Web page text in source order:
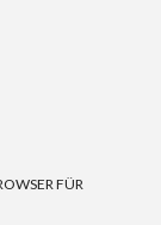
FÜR